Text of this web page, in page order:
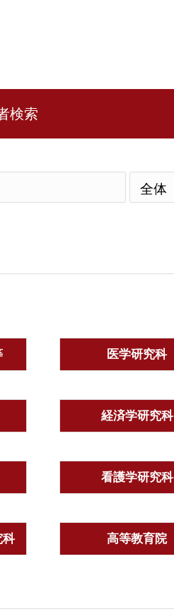
検索
医学研究科
経済学研究科
看護学研究科
科 高等教育院